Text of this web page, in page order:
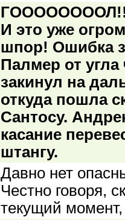
И это уже
шпор! Ошибка
Палмер от
закинул на
откуда пошла
Сантосу.
касание
штангу.
Давно нет
Честно говоря,
текущий